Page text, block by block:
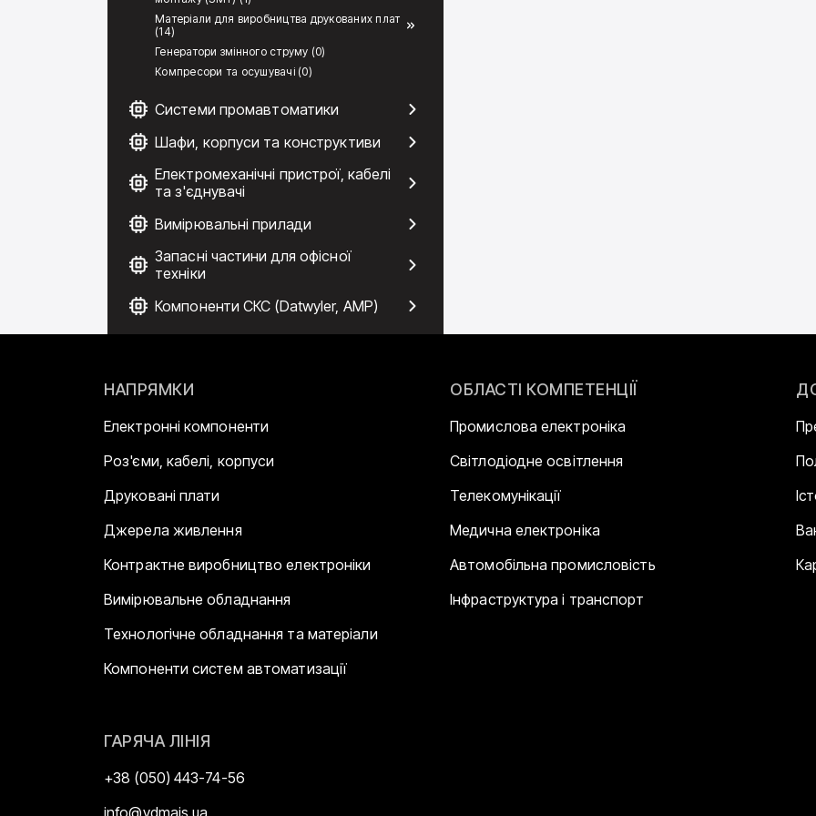
Матеріали для виробництва друкованих плат
(14)
Генератори змінного струму (0)
Компресори та осушувачі (0)
Системи промавтоматики
Шафи, корпуси та конструктиви
Електромеханічні пристрої, кабелі
та з'єднувачі
Вимірювальні прилади
Запасні частини для офісної
техніки
Компоненти СКС (Datwyler, AMP)
НАПРЯМКИ
Електронні компоненти
Роз'єми, кабелі, корпуси
Друковані плати
Джерела живлення
Контрактне виробництво електроніки
Вимірювальне обладнання
Технологічне обладнання та матеріали
Компоненти систем автоматизації
ОБЛАСТІ КОМПЕТЕНЦІЇ
Промислова електроніка
Світлодіодне освітлення
Телекомунікації
Медична електроніка
Автомобільна промисловість
Інфраструктура і транспорт
ГАРЯЧА ЛІНІЯ
+38 (050) 443-74-56
info@vdmais.ua